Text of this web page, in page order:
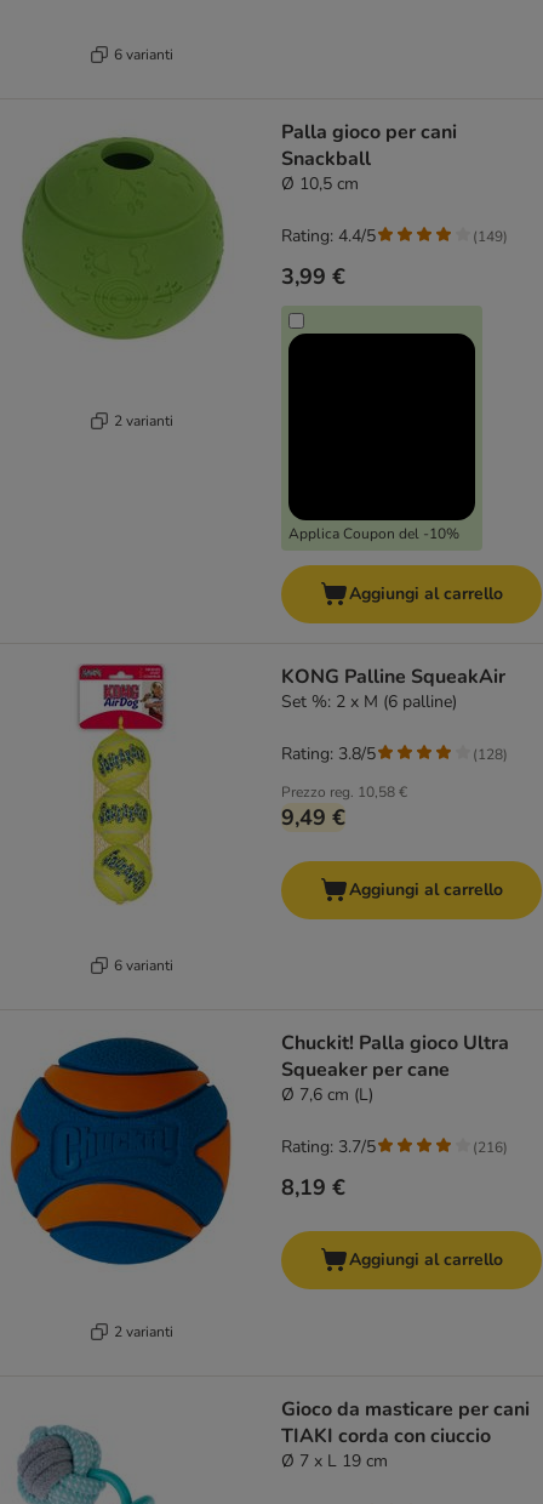
6 varianti
2 varianti
Palla gioco per cani
Snackball
Ø 10,5 cm
3,99 €
Applica Coupon del -10%
Rating: 4.4/5 (149)
Aggiungi al carrello
6 varianti
KONG Palline SqueakAir
Set %: 2 x M (6 palline)
Prezzo reg. 10,58 €
9,49 €
Rating: 3.8/5 (128)
Aggiungi al carrello
2 varianti
Chuckit! Palla gioco Ultra
Squeaker per cane
Ø 7,6 cm (L)
8,19 €
Rating: 3.7/5 (216)
Aggiungi al carrello
Gioco da masticare per cani
TIAKI corda con ciuccio
Ø 7 x L 19 cm